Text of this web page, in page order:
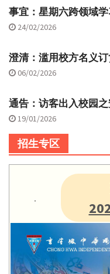
事宜：星期六跨领域学
24/02/2026
澄清：滥用校方名义
06/02/2026
通告：访客出入校园
19/01/2026
招生专区